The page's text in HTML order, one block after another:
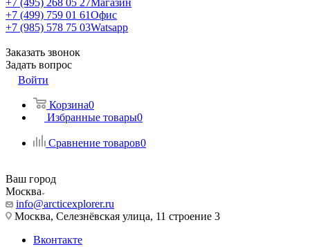
+7 (495) 268 05 27Магазин
+7 (499) 759 01 61Офис
+7 (985) 578 75 03Watsapp
Заказать звонок
Задать вопрос
Войти
Корзина0
Избранные товары0
Сравнение товаров0
Ваш город
Москва
info@arcticexplorer.ru
Москва, Селезнёвская улица, 11 строение 3
Вконтакте